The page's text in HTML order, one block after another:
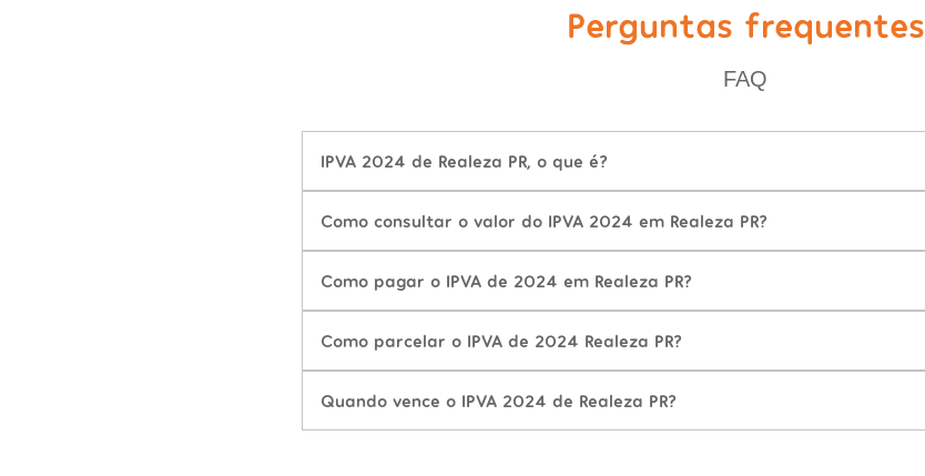
Perguntas frequentes
FAQ
IPVA 2024 de Realeza PR, o que é?
Como consultar o valor do IPVA 2024 em Realeza PR?
Como pagar o IPVA de 2024 em Realeza PR?
Como parcelar o IPVA de 2024 Realeza PR?
Quando vence o IPVA 2024 de Realeza PR?